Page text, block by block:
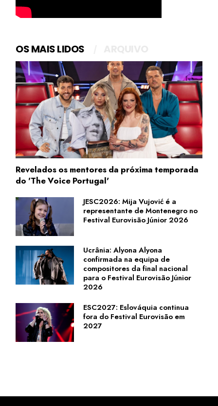
OS MAIS LIDOS
Revelados os mentores da próxima temporada
do 'The Voice Portugal'
JESC2026: Mija Vujović é a
representante de Montenegro no
Festival Eurovisão Júnior 2026
Ucrânia: Alyona Alyona
confirmada na equipa de
compositores da final nacional
para o Festival Eurovisão Júnior
2026
ESC2027: Eslováquia continua
fora do Festival Eurovisão em
2027